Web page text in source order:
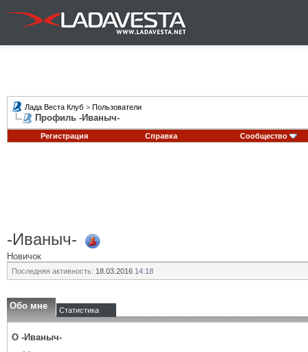
Лада Веста Клуб > Пользователи
Профиль -Иваныч-
Регистрация Справка Сообщество
-Иваныч-
Новичок
Последняя активность: 18.03.2016 14:18
Обо мне Статистика
О -Иваныч-